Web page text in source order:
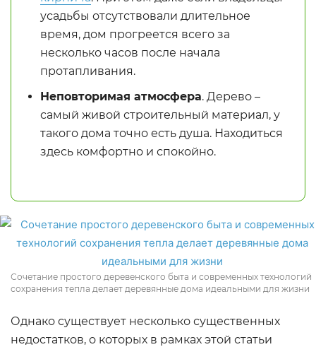
усадьбы отсутствовали длительное
время, дом прогреется всего за
несколько часов после начала
протапливания.
Неповторимая атмосфера. Дерево –
самый живой строительный материал, у
такого дома точно есть душа. Находиться
здесь комфортно и спокойно.
Сочетание простого деревенского быта и современных технологий
сохранения тепла делает деревянные дома идеальными для жизни
Однако существует несколько существенных
недостатков, о которых в рамках этой статьи